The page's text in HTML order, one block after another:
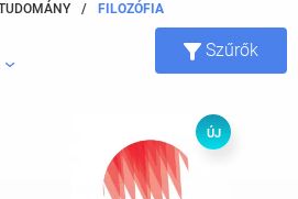
/ FILOZÓFIA
Szűrők
ÚJ